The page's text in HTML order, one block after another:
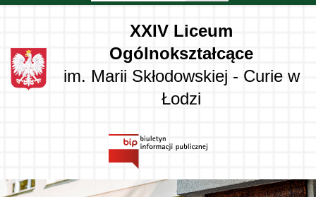
XXIV Liceum
Ogólnokształcące
im. Marii Skłodowskiej - Curie w
Łodzi